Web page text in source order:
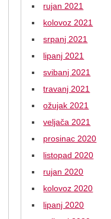
rujan 2021
kolovoz 2021
srpanj 2021
lipanj 2021
svibanj 2021
travanj 2021
ožujak 2021
veljača 2021
prosinac 2020
listopad 2020
rujan 2020
kolovoz 2020
lipanj 2020